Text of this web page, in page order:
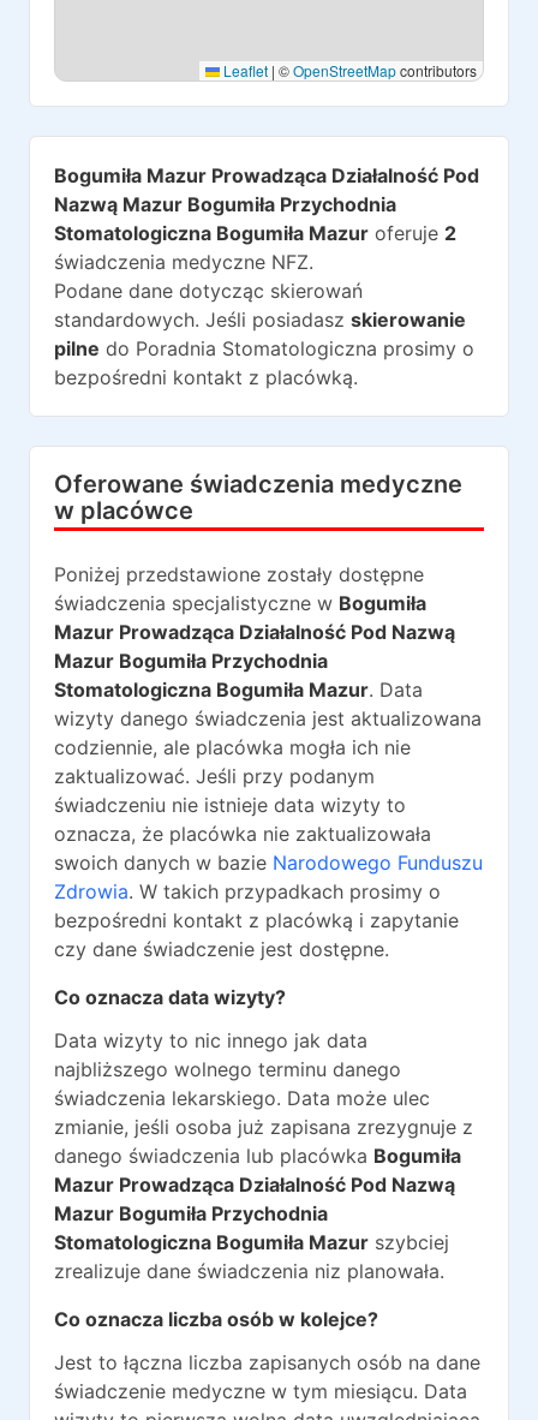
Leaflet | ©OpenStreetMapcontributors
Bogumiła Mazur Prowadząca Działalność Pod
Nazwą Mazur Bogumiła Przychodnia
Stomatologiczna Bogumiła Mazur oferuje 2
świadczenia medyczne NFZ.
Podane dane dotycząc skierowań
standardowych. Jeśli posiadasz skierowanie
pilne do Poradnia Stomatologiczna prosimy o
bezpośredni kontakt z placówką.
Oferowane świadczenia medyczne
w placówce
Poniżej przedstawione zostały dostępne
świadczenia specjalistyczne w Bogumiła
Mazur Prowadząca Działalność Pod Nazwą
Mazur Bogumiła Przychodnia
Stomatologiczna Bogumiła Mazur. Data
wizyty danego świadczenia jest aktualizowana
codziennie, ale placówka mogła ich nie
zaktualizować. Jeśli przy podanym
świadczeniu nie istnieje data wizyty to
oznacza, że placówka nie zaktualizowała
swoich danych w bazie Narodowego Funduszu
Zdrowia. W takich przypadkach prosimy o
bezpośredni kontakt z placówką i zapytanie
czy dane świadczenie jest dostępne.
Co oznacza data wizyty?
Data wizyty to nic innego jak data
najbliższego wolnego terminu danego
świadczenia lekarskiego. Data może ulec
zmianie, jeśli osoba już zapisana zrezygnuje z
danego świadczenia lub placówka Bogumiła
Mazur Prowadząca Działalność Pod Nazwą
Mazur Bogumiła Przychodnia
Stomatologiczna Bogumiła Mazur szybciej
zrealizuje dane świadczenia niz planowała.
Co oznacza liczba osób w kolejce?
Jest to łączna liczba zapisanych osób na dane
świadczenie medyczne w tym miesiącu. Data